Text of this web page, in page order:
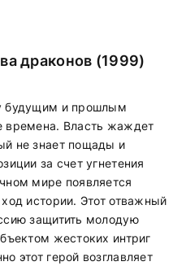
драконов (1999)
будущим и прошлым
времена. Власть жаждет
не знает пощады и
за счет угнетения
мире появляется
истории. Этот отважный
защитить молодую
жестоких интриг
этот герой возглавляет